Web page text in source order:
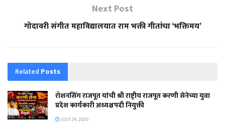
Next Post
गोदावरी संगीत महाविद्यालयात राम भक्ती गीतांचा ‘भक्तिमय’
Related Posts
रोशनसिंग राजपूत यांची श्री राष्ट्रीय राजपूत करणी सेनेच्या युवा
प्रदेश कार्यकारी अध्यक्षपदी नियुक्ती
JULY 24, 2026